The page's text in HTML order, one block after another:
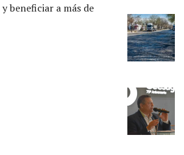
beneficiar a más de